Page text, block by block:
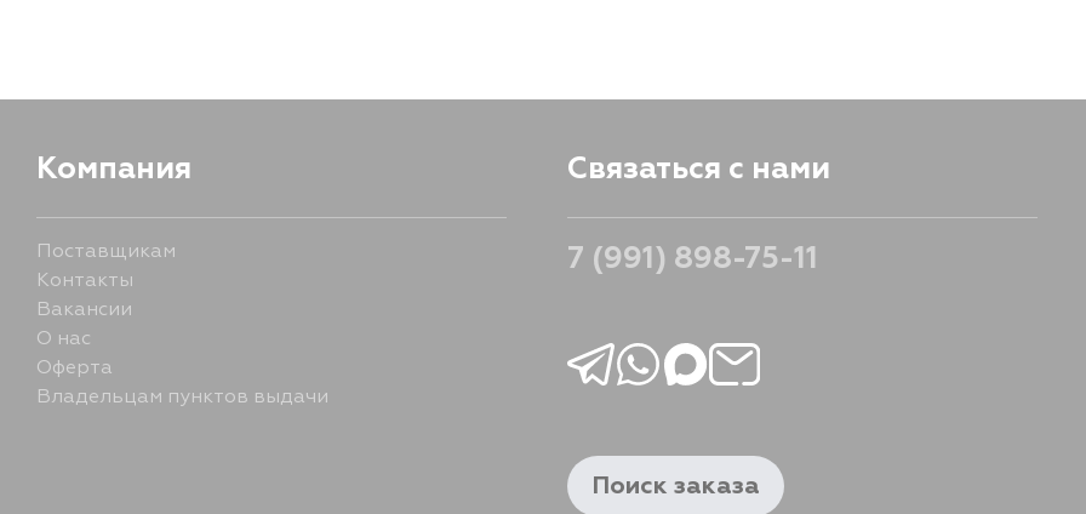
Компания
Поставщикам
Контакты
Вакансии
О нас
Оферта
Владельцам пунктов выдачи
Связаться с нами
7 (991) 898-75-11
Поиск заказа